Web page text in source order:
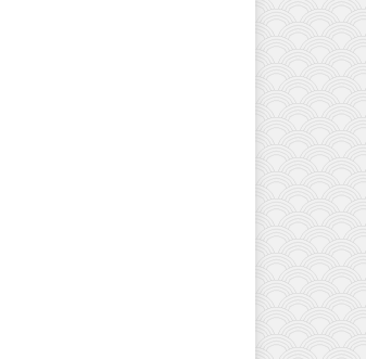
ATMOSFERINI
VE DEKORASYON